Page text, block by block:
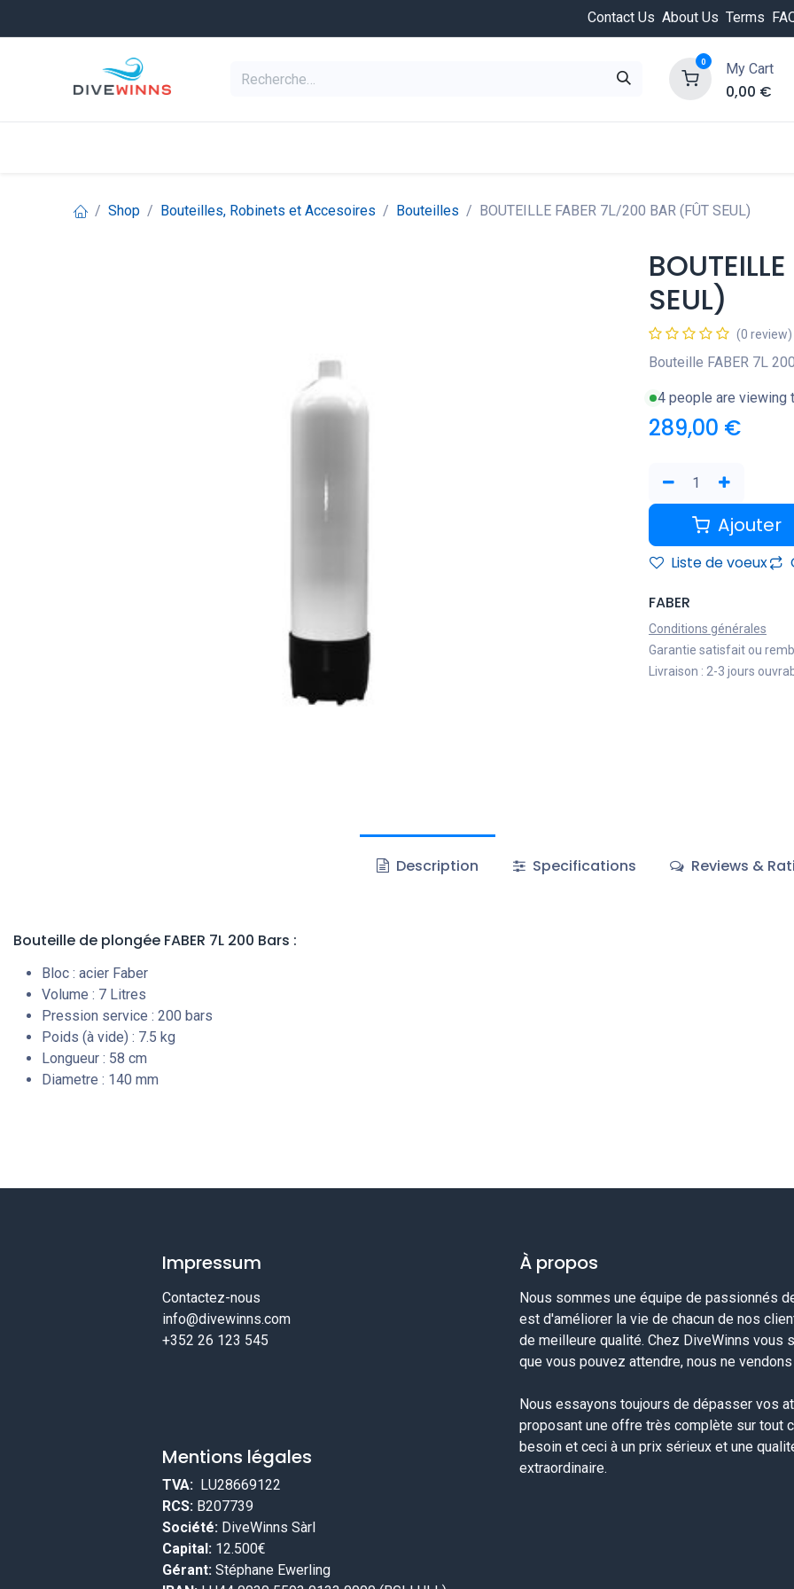
Contact Us About Us Terms
0 My Cart
0,00 €
HOT
Shop Bouteilles, Robinets et Accesoires Bouteilles BOUTEILLE FABER 7L/200 BAR (FÛT SEUL)
SEUL)
(0 review)
Bouteille FABER 7L
4 people are viewing
289,00 €
Ajouter
Liste de voeux
FABER
Conditions générales
Garantie satisfait ou
Livraison : 2-3 jours
Description Specifications Reviews &
Bouteille de plongée FABER 7L 200 Bars :
Bloc : acier Faber
Volume : 7 Litres
Pression service : 200 bars
Poids (à vide) : 7.5 kg
Longueur : 58 cm
Diametre : 140 mm
Impressum
Contactez-nous
info@divewinns.com
+352 26 123 545
Mentions légales
TVA: LU28669122
RCS: B207739
Société: DiveWinns Sàrl
Capital: 12.500€
Gérant: Stéphane Ewerling
À propos
Nous sommes une équipe de passionnés
est d'améliorer la vie de chacun de nos
de meilleure qualité. Chez DiveWinns vous
que vous pouvez attendre, nous ne
Nous essayons toujours de dépasser vos
proposant une offre très complète sur tout
besoin et ceci à un prix sérieux et une
extraordinaire.